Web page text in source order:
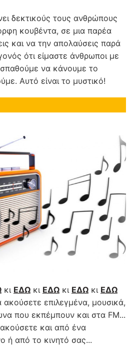
δεκτικούς τους ανθρώπους
κουβέντα, σε μια παρέα
και να την απολαύσεις παρά
ότι είμαστε άνθρωποι με
να κάνουμε το
Αυτό είναι το μυστικό!
κι ΕΔΩκι ΕΔΩκι ΕΔΩκι ΕΔΩ
ακούσετε επιλεγμένα, μουσικά,
που εκπέμπουν και στα FM...
και από ένα
ή από το κινητό σας...